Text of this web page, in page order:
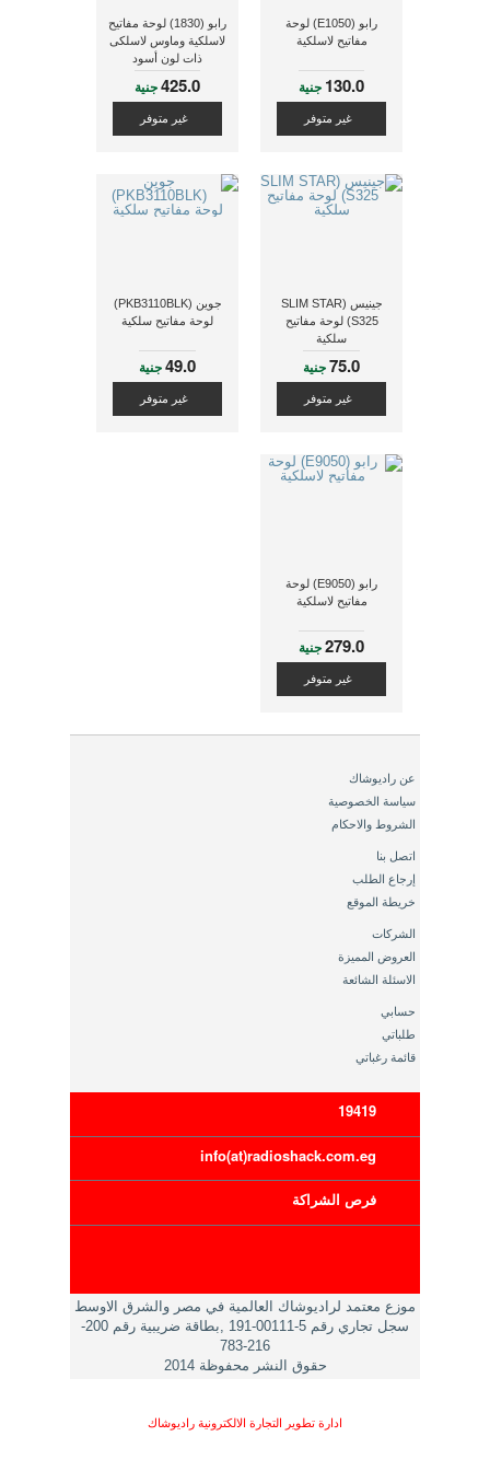
رابو (E1050) لوحة
مفاتيح لاسلكية
130.0 جنية
غير متوفر
رابو (1830) لوحة مفاتيح
لاسلكية وماوس لاسلكى
ذات لون أسود
425.0جنية
غير متوفر
جينيس (SLIM STAR
S325) لوحة مفاتيح
سلكية
75.0جنية
غير متوفر
جوين (PKB3110BLK)
لوحة مفاتيح سلكية
49.0جنية
غير متوفر
رابو (E9050) لوحة
مفاتيح لاسلكية
279.0جنية
غير متوفر
عن راديوشاك
سياسة الخصوصية
الشروط والاحكام
اتصل بنا
إرجاع الطلب
خريطة الموقع
الشركات
العروض المميزة
الاسئلة الشائعة
حسابي
طلباتي
قائمة رغباتي
19419
info(at)radioshack.com.eg
فرص الشراكة
موزع معتمد لراديوشاك العالمية في مصر والشرق الاوسط
سجل تجاري رقم 5-00111-191 ,بطاقة ضريبية رقم 200-
216-783
حقوق النشر محفوظة 2014
ادارة تطوير التجارة الالكترونية راديوشاك